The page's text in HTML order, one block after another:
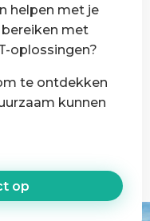
helpen met je
bereiken met
oplossingen?
te ontdekken
kunnen
op